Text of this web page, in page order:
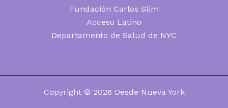
Fundación Carlos Slim
Acceso Latino
Departamento de Salud de NYC
Copyright © 2026 Desde Nueva York